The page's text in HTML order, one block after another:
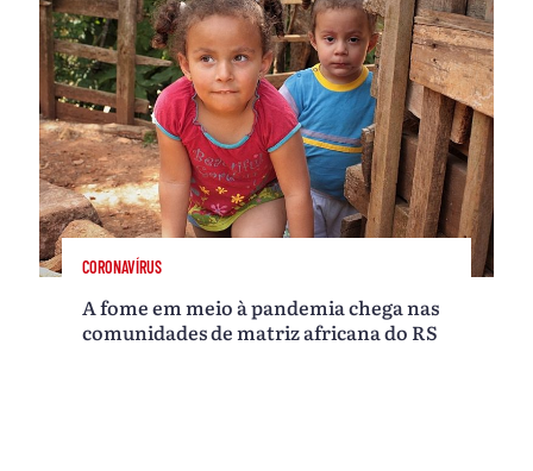
CORONAVÍRUS
A fome em meio à pandemia chega nas
comunidades de matriz africana do RS